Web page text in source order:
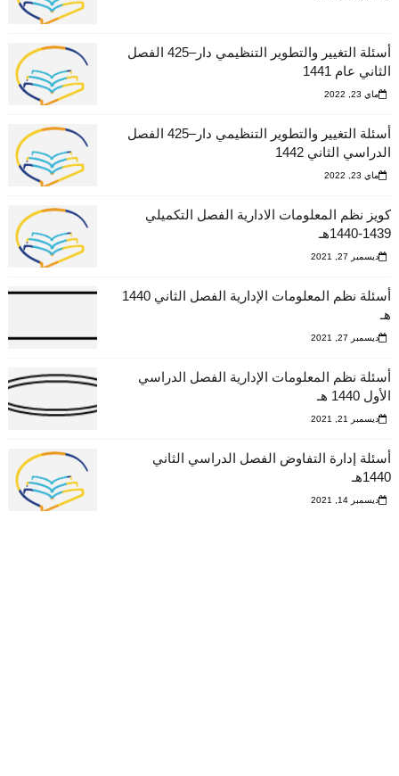
أسئلة التغيير والتطوير التنظيمي دار–425 الفصل
الثاني عام 1441
ماي 23, 2022
أسئلة التغيير والتطوير التنظيمي دار–425 الفصل
الدراسي الثاني 1442
ماي 23, 2022
كويز نظم المعلومات الادارية الفصل التكميلي
1439-1440هـ
ديسمبر 27, 2021
أسئلة نظم المعلومات الإدارية الفصل الثاني 1440
هـ
ديسمبر 27, 2021
أسئلة نظم المعلومات الإدارية الفصل الدراسي
الأول 1440 هـ
ديسمبر 21, 2021
أسئلة إدارة التفاوض الفصل الدراسي الثاني
1440هـ
ديسمبر 14, 2021